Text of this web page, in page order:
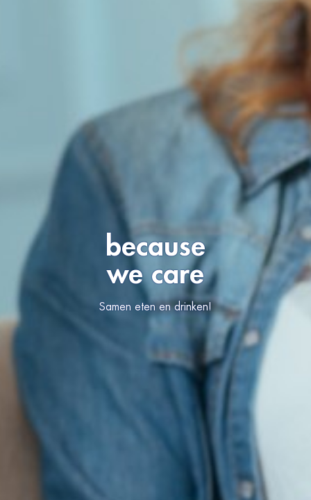
because
we care
Samen eten en drinken!